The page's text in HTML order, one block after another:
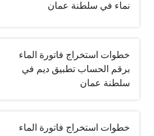
نماء في سلطنة عمان
خطوات استخراج فاتورة الماء
برقم الحساب تطبيق ديم في
سلطنة عمان
خطوات استخراج فاتورة الماء